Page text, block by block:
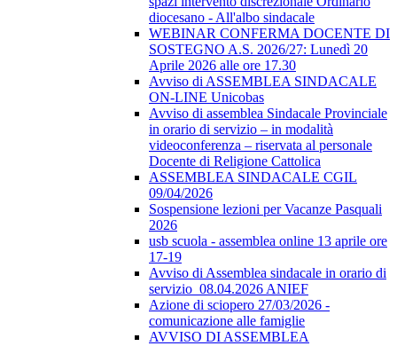
diocesano - All'albo sindacale
WEBINAR CONFERMA DOCENTE DI
SOSTEGNO A.S. 2026/27: Lunedì 20
Aprile 2026 alle ore 17.30
Avviso di ASSEMBLEA SINDACALE
ON-LINE Unicobas
Avviso di assemblea Sindacale Provinciale
in orario di servizio – in modalità
videoconferenza – riservata al personale
Docente di Religione Cattolica
ASSEMBLEA SINDACALE CGIL
09/04/2026
Sospensione lezioni per Vacanze Pasquali
2026
usb scuola - assemblea online 13 aprile ore
17-19
Avviso di Assemblea sindacale in orario di
servizio_08.04.2026 ANIEF
Azione di sciopero 27/03/2026 -
comunicazione alle famiglie
AVVISO DI ASSEMBLEA